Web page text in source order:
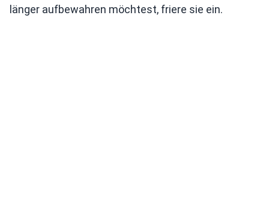
länger aufbewahren möchtest, friere sie ein.